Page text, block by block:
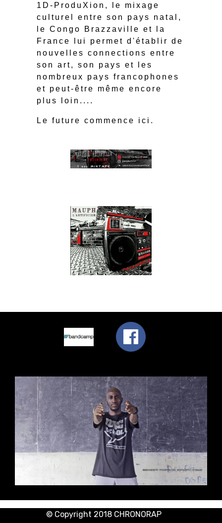
1D-ProduXion, le mixage
culturel entre son pays natal,
le Congo Brazzaville et la
France lui permet d'établir de
nouvelles connections entre
son art, son pays et les
nombreux pays francophones
et peut-être même encore
plus loin....
Le future commence ici.
© Copyright 2018 CHRONORAP